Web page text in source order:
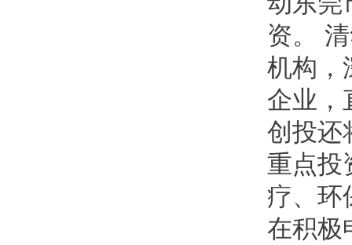
资。
机构，
企业，
创投还
重点投
疗、环
在积极